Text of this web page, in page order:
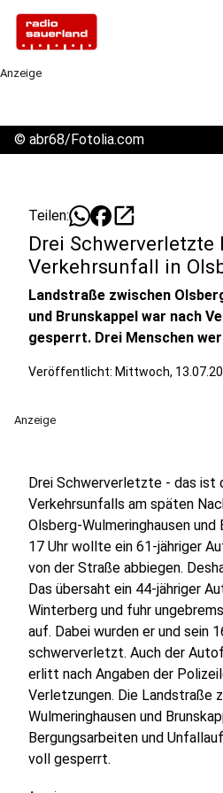
Anzeige
© abr68/Fotolia.com
Teilen: open_in_new
Drei Schwerverletzte
Verkehrsunfall in
Landstraße zwischen
und Brunskappel war nach
gesperrt. Drei Menschen
Veröffentlicht: Mittwoch,
Anzeige
Drei Schwerverletzte - das ist
Verkehrsunfalls am späten
Olsberg-Wulmeringhausen und
17 Uhr wollte ein 61-jähriger
von der Straße abbiegen.
Das übersaht ein 44-jähriger
Winterberg und fuhr
auf. Dabei wurden er und sein
schwerverletzt. Auch der
erlitt nach Angaben der
Verletzungen. Die Landstraße
Wulmeringhausen und
Bergungsarbeiten und
voll gesperrt.